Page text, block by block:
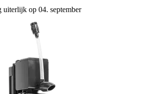
uiterlijk op 04. september